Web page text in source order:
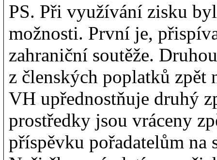
PS. Při využívání zisku
možnosti. První je,
zahraniční soutěže.
z členských poplatků zpět
VH upřednostňuje druhý
prostředky jsou vráceny
příspěvku pořadatelům na